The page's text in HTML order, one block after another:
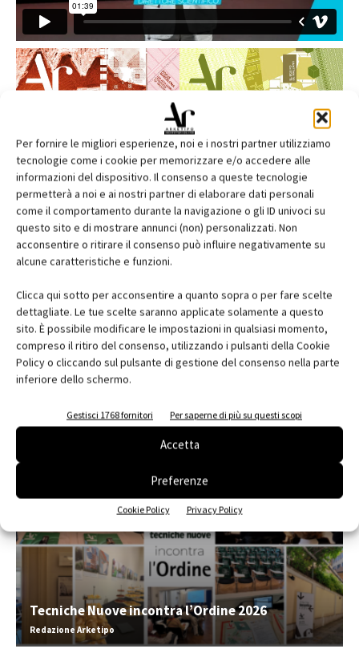
Per fornire le migliori esperienze, noi e i nostri partner utilizziamo
tecnologie come i cookie per memorizzare e/o accedere alle
informazioni del dispositivo. Il consenso a queste tecnologie
permetterà a noi e ai nostri partner di elaborare dati personali
come il comportamento durante la navigazione o gli ID univoci su
questo sito e di mostrare annunci (non) personalizzati. Non
acconsentire o ritirare il consenso può influire negativamente su
alcune caratteristiche e funzioni.
Clicca qui sotto per acconsentire a quanto sopra o per fare scelte
dettagliate. Le tue scelte saranno applicate solamente a questo
sito. È possibile modificare le impostazioni in qualsiasi momento,
compreso il ritiro del consenso, utilizzando i pulsanti della Cookie
Policy o cliccando sul pulsante di gestione del consenso nella parte
inferiore dello schermo.
Gestisci 1768 fornitori Per saperne di più su questi scopi
Accetta
Preferenze
Cookie Policy Privacy Policy
Edicola web
Abbonati e regala
Iscriviti alla newsletter
EVENTI
Tecniche Nuove incontra l’Ordine 2026
Redazione Arketipo